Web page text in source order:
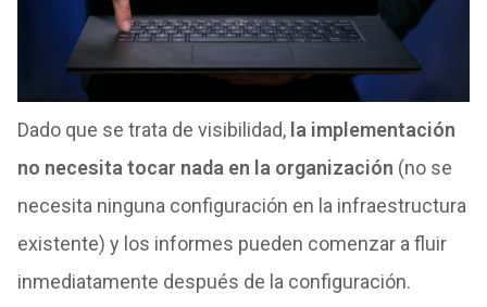
Dado que se trata de visibilidad, la implementación
no necesita tocar nada en la organización (no se
necesita ninguna configuración en la infraestructura
existente) y los informes pueden comenzar a fluir
inmediatamente después de la configuración.